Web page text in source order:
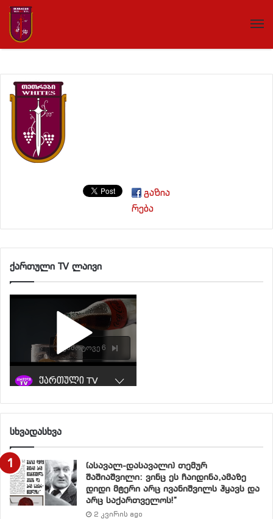
გაზია
რება
ქართული TV ლაივი
სხვადასხვა
(ასავალ-დასავალი) თემურ
შაშიაშვილი: ვინც ეს ჩაიდინა,ამაზე
დიდი მტერი არც ივანიშვილს ჰყავს და
არც საქართველოს!”
2 კვირის ago